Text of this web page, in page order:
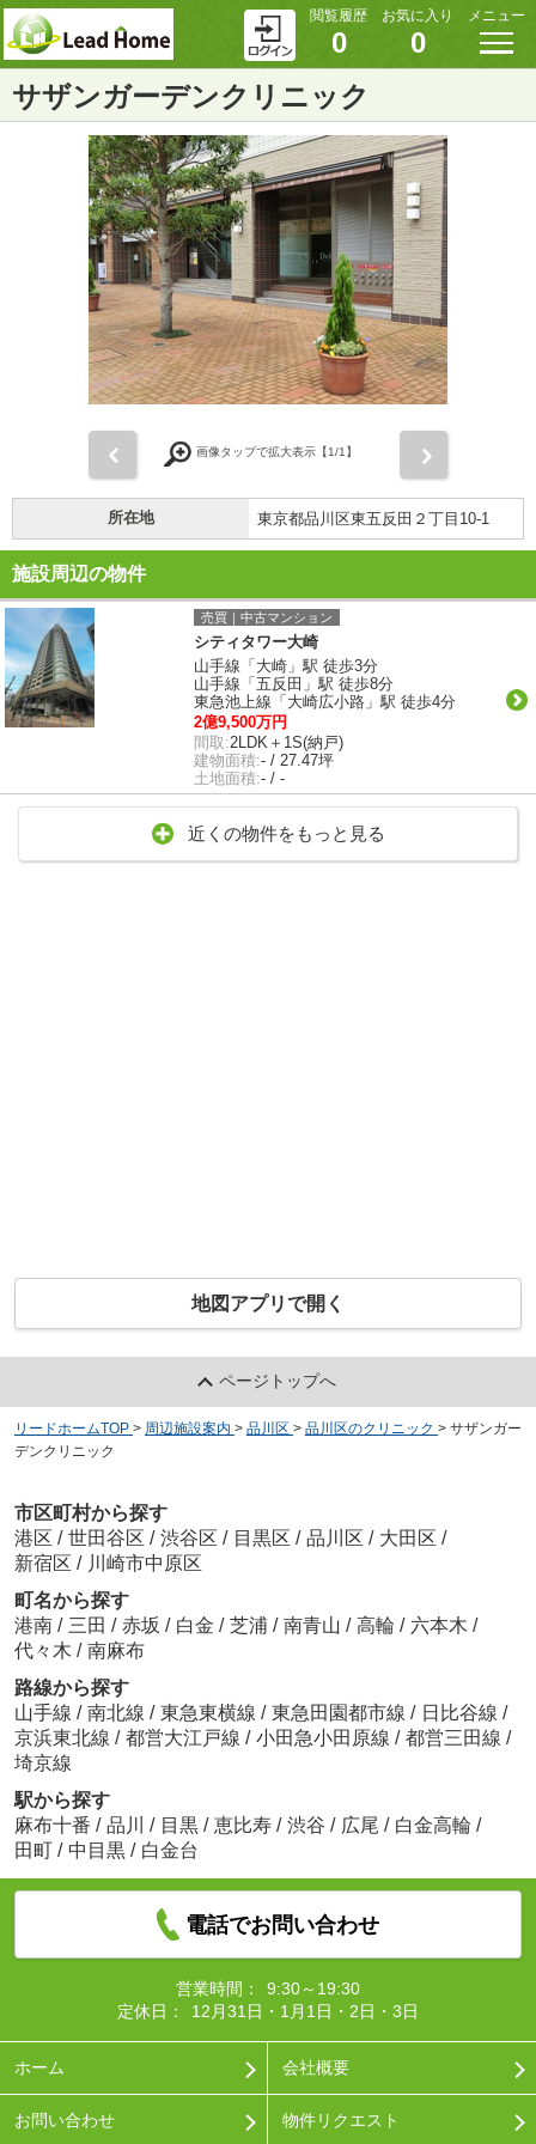
閲覧履歴
0
お気に入り
0
メニュー
サザンガーデンクリニック
画像タップで拡大表示【1/1】
所在地 東京都品川区東五反田２丁目10-1
施設周辺の物件
売買｜中古マンション
シティタワー大崎
山手線「大崎」駅 徒歩3分
山手線「五反田」駅 徒歩8分
東急池上線「大崎広小路」駅 徒歩4分
2億9,500万円
間取:2LDK＋1S(納戸)
建物面積:- / 27.47坪
土地面積:- / -
近くの物件をもっと見る
地図アプリで開く
ページトップへ
リードホームTOP > 周辺施設案内 > 品川区 > 品川区のクリニック > サザンガー
デンクリニック
市区町村から探す
港区 / 世田谷区 / 渋谷区 / 目黒区 / 品川区 / 大田区 /
新宿区 / 川崎市中原区
町名から探す
港南 / 三田 / 赤坂 / 白金 / 芝浦 / 南青山 / 高輪 / 六本木 /
代々木 / 南麻布
路線から探す
山手線 / 南北線 / 東急東横線 / 東急田園都市線 / 日比谷線 /
京浜東北線 / 都営大江戸線 / 小田急小田原線 / 都営三田線 /
埼京線
駅から探す
麻布十番 / 品川 / 目黒 / 恵比寿 / 渋谷 / 広尾 / 白金高輪 /
田町 / 中目黒 / 白金台
電話でお問い合わせ
営業時間：
9:30～19:30
定休日：
12月31日・1月1日・2日・3日
ホーム 会社概要
お問い合わせ 物件リクエスト